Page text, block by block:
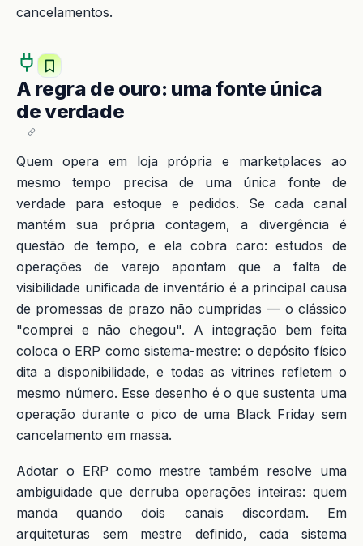
cancelamentos.
A regra de ouro: uma fonte única
de verdade
Quem opera em loja própria e marketplaces ao
mesmo tempo precisa de uma única fonte de
verdade para estoque e pedidos. Se cada canal
mantém sua própria contagem, a divergência é
questão de tempo, e ela cobra caro: estudos de
operações de varejo apontam que a falta de
visibilidade unificada de inventário é a principal causa
de promessas de prazo não cumpridas — o clássico
"comprei e não chegou". A integração bem feita
coloca o ERP como sistema-mestre: o depósito físico
dita a disponibilidade, e todas as vitrines refletem o
mesmo número. Esse desenho é o que sustenta uma
operação durante o pico de uma Black Friday sem
cancelamento em massa.
Adotar o ERP como mestre também resolve uma
ambiguidade que derruba operações inteiras: quem
manda quando dois canais discordam. Em
arquiteturas sem mestre definido, cada sistema